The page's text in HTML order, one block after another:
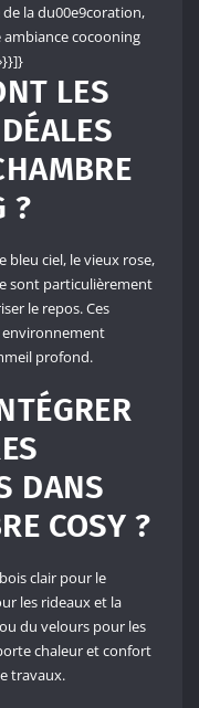
la du00e9coration,
cocooning
LES
?
bleu ciel, le vieux rose,
sont particulièrement
le repos. Ces
environnement
profond.
DANS
COSY ?
clair pour le
les rideaux et la
du velours pour les
chaleur et confort
travaux.